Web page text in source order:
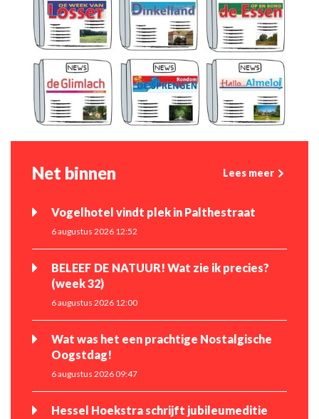
Net binnen Lees meer
Vogelhotel vindt plek in Palthestraat
6 augustus 2026 12:52
BELEEF DE NATUUR! Wat zie ik precies?
(week 32)
6 augustus 2026 12:00
Wat was het een prachtige Nostalgische
Oogstdag!
6 augustus 2026 09:47
Hessel Hoekstra schrijft jubileumeditie